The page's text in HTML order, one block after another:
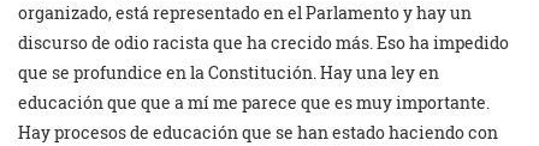
organizado, está representado en el Parlamento y hay un
discurso de odio racista que ha crecido más. Eso ha impedido
que se profundice en la Constitución. Hay una ley en
educación que que a mí me parece que es muy importante.
Hay procesos de educación que se han estado haciendo con